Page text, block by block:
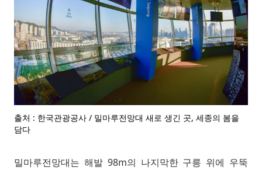
출처 : 한국관광공사 / 밀마루전망대 새로 생긴 곳, 세종의 봄을
담다
밀마루전망대는 해발 98m의 나지막한 구릉 위에 우뚝